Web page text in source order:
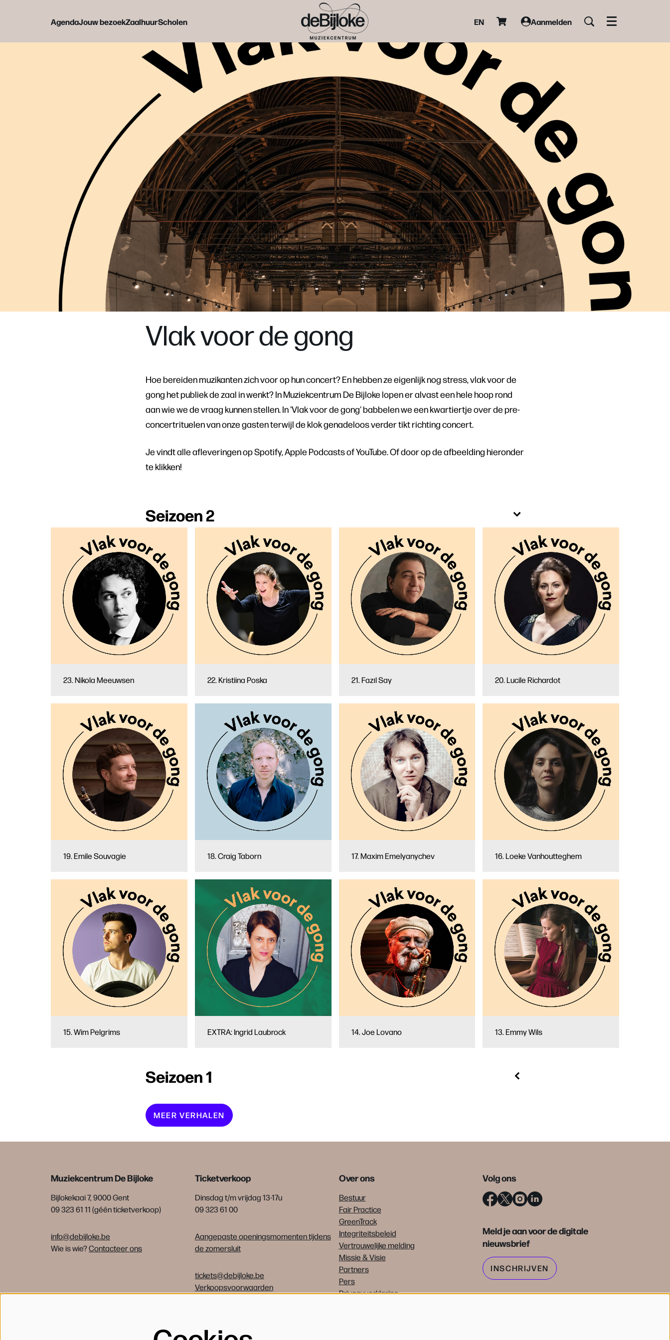
AgendaJouw bezoekZaalhuurScholen EN Aanmelden Menu
Vlak voor de gong
Hoe bereiden muzikanten zich voor op hun concert? En hebben ze eigenlijk nog stress, vlak voor de
gong het publiek de zaal in wenkt? In Muziekcentrum De Bijloke lopen er alvast een hele hoop rond
aan wie we de vraag kunnen stellen. In 'Vlak voor de gong' babbelen we een kwartiertje over de pre-
concertrituelen van onze gasten terwijl de klok genadeloos verder tikt richting concert.
Je vindt alle afleveringen op Spotify, Apple Podcasts of YouTube. Of door op de afbeelding hieronder
te klikken!
Seizoen 2
23. Nikola Meeuwsen 22. Kristiina Poska 21. Fazıl Say 20. Lucile Richardot
19. Emile Souvagie 18. Craig Taborn 17. Maxim Emelyanychev 16. Loeke Vanhoutteghem
15. Wim Pelgrims EXTRA: Ingrid Laubrock 14. Joe Lovano 13. Emmy Wils
Seizoen 1
MEER VERHALEN
Muziekcentrum De Bijloke
Bijlokekaai 7, 9000 Gent
09 323 61 11 (géén ticketverkoop)
info@debijloke.be
Wie is wie?Contacteer ons
Ticketverkoop
Dinsdag t/m vrijdag 13-17u
09 323 61 00
Aangepaste openingsmomenten tijdens
de zomersluit
tickets@debijloke.be
Verkoopsvoorwaarden
Over ons
Bestuur
Fair Practice
GreenTrack
Integriteitsbeleid
Vertrouwelijke melding
Missie & Visie
Partners
Pers
Privacyverklaring
Volg ons
Meld je aan voor de digitale
nieuwsbrief
INSCHRIJVEN